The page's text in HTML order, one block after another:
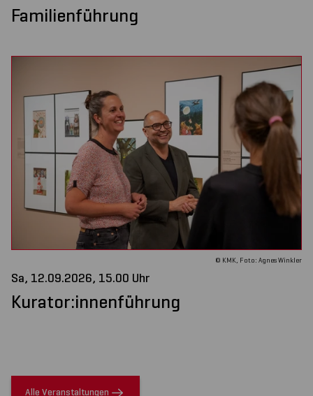
Familienführung
© KMK, Foto: Agnes Winkler
Sa, 12.09.2026, 15.00 Uhr
Kurator:innenführung
Alle Veranstaltungen